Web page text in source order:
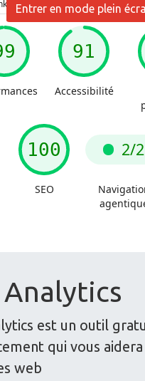
Entrer en mode plein
Analytics
est un outil
qui vous aidera
web